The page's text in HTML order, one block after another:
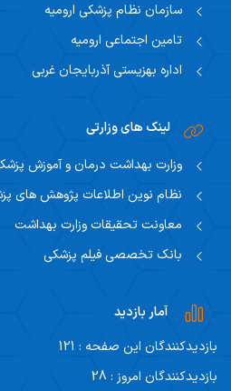
سازمان نظام پزشکی ارومیه
تامین اجتماعی ارومیه
اداره بهزیستی آذربایجان غربی
لینک های وزارتی
وزارت بهداشت درمان و آموزش
نظام نوین اطلاعات پژوهش های
معاونت تحقیقات وزارت بهداشت
بانک تخصصی فیلم پزشکی
آمار بازدید
بازدیدکنندگان این صفحه : 121
بازدیدکنندگان امروز : 28